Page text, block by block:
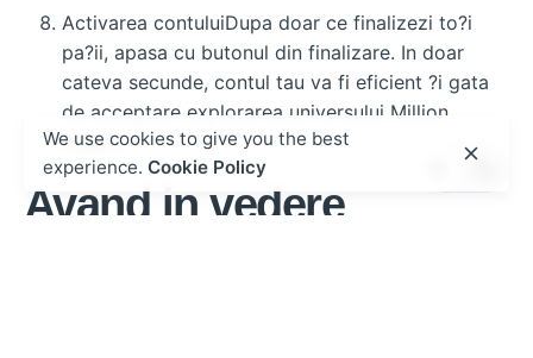
Activarea contuluiDupa doar ce finalizezi to?i
pa?ii, apasa cu butonul din finalizare. In doar
cateva secunde, contul tau va fi eficient ?i gata
de acceptare explorarea universului Million
Casino.
Avand in vedere
We use cookies to give you the best
experience. Cookie Policy